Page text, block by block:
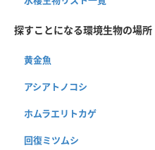
探すことになる環境生物の場所
黄金魚
アシアトノコシ
ホムラエリトカゲ
回復ミツムシ